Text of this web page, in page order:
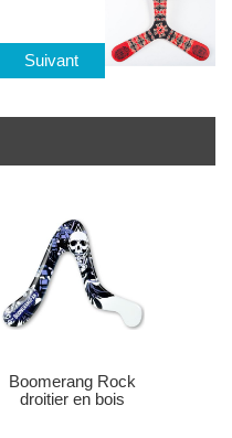
Suivant
Boomerang Rock
droitier en bois